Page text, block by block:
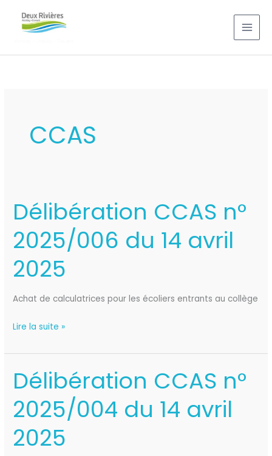
CCAS
Délibération CCAS n°
2025/006 du 14 avril
2025
Achat de calculatrices pour les écoliers entrants au collège
Délibération
CCAS
n°
2025/006
du
14
avril
Lire la suite »
Délibération CCAS n°
2025/004 du 14 avril
2025
Délibération
CCAS
n°
2025/004
du
14